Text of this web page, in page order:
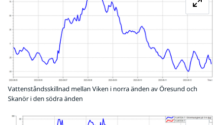
Vattenståndsskillnad mellan Viken i norra änden av Öresund och
Skanör i den södra änden